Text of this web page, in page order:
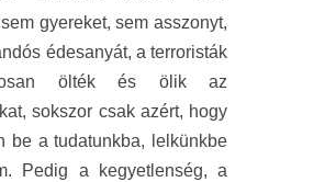
gyereket, sem asszonyt,
édesanyát, a terroristák
ölték és ölik az
sokszor csak azért, hogy
be a tudatunkba, lelkünkbe
Pedig a kegyetlenség, a